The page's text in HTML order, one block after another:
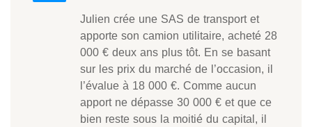
Julien crée une SAS de transport et
apporte son camion utilitaire, acheté 28
000 € deux ans plus tôt. En se basant
sur les prix du marché de l’occasion, il
l’évalue à 18 000 €. Comme aucun
apport ne dépasse 30 000 € et que ce
bien reste sous la moitié du capital, il